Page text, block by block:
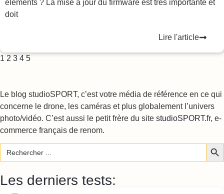
éléments ? La mise à jour du firmware est très importante et
doit
Lire l'article
1 2 3 4 5
Le blog studioSPORT, c’est votre média de référence en ce qui
concerne le drone, les caméras et plus globalement l’univers
photo/vidéo. C’est aussi le petit frère du site studioSPORT.fr, e-
commerce français de renom.
Search
for:
Les derniers tests: